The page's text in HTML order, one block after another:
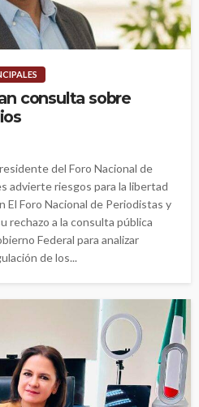
consulta sobre
del Foro Nacional de
advierte riesgos para la libertad
Foro Nacional de Periodistas y
rechazo a la consulta pública
Federal para analizar
de los...